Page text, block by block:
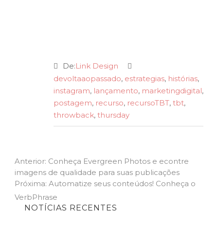
De:Link Design
devoltaaopassado, estrategias, histórias,
instagram, lançamento, marketingdigital,
postagem, recurso, recursoTBT, tbt,
throwback, thursday
Navegação
de
Post
Anterior: Previous
post:
Conheça Evergreen Photos e econtre
imagens de qualidade para suas publicações
Próxima: Next
post:
Automatize seus conteúdos! Conheça o
VerbPhrase
NOTÍCIAS RECENTES